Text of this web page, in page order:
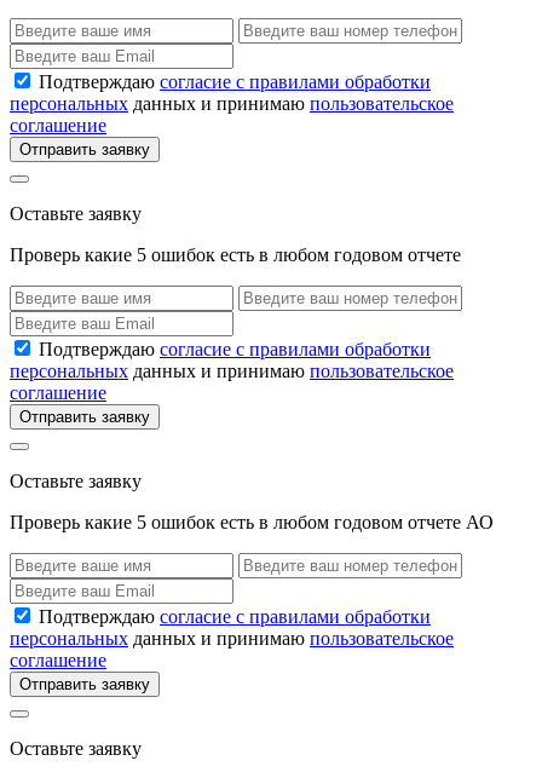
Подтверждаю согласие с правилами обработки
персональных данных и принимаю пользовательское
соглашение
Отправить заявку
Оставьте заявку
Проверь какие 5 ошибок есть в любом годовом отчете
Подтверждаю согласие с правилами обработки
персональных данных и принимаю пользовательское
соглашение
Отправить заявку
Оставьте заявку
Проверь какие 5 ошибок есть в любом годовом отчете АО
Подтверждаю согласие с правилами обработки
персональных данных и принимаю пользовательское
соглашение
Отправить заявку
Оставьте заявку